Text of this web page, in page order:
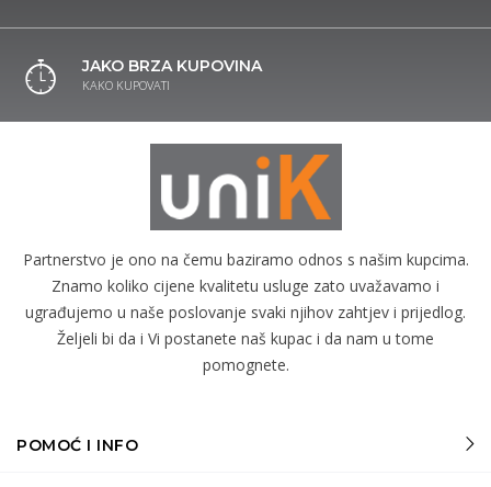
JAKO BRZA KUPOVINA
KAKO KUPOVATI
Partnerstvo je ono na čemu baziramo odnos s našim kupcima.
Znamo koliko cijene kvalitetu usluge zato uvažavamo i
ugrađujemo u naše poslovanje svaki njihov zahtjev i prijedlog.
Željeli bi da i Vi postanete naš kupac i da nam u tome
pomognete.
POMOĆ I INFO